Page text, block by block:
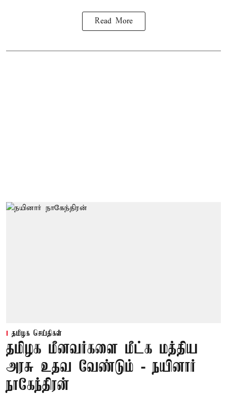
Read More
தமிழக செய்திகள்
தமிழக மீனவர்களை மீட்க மத்திய
அரசு உதவ வேண்டும் - நயினார்
நாகேந்திரன்